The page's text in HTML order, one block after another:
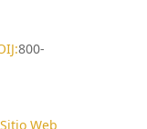
800-
Web